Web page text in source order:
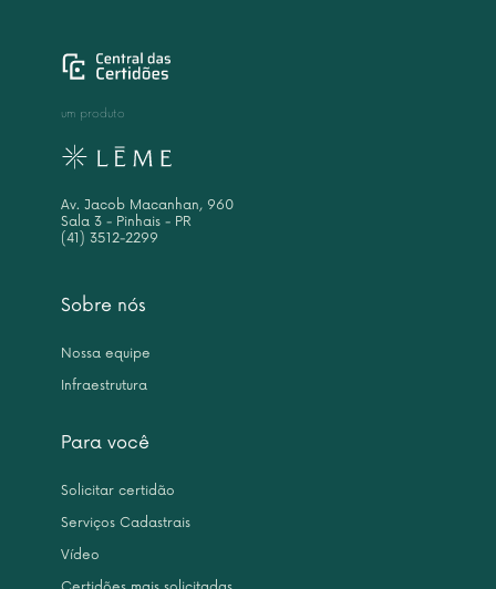
Sobre nós
Nossa equipe
Infraestrutura
Para você
Solicitar certidão
Serviços Cadastrais
Vídeo
um produto
Av. Jacob Macanhan, 960
Sala 3 - Pinhais - PR
(41) 3512-2299